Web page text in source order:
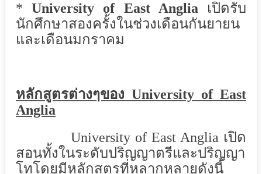
*University of East Anglia
เปิดรับ
นักศึกษาสองครั้งในช่วงเดือนกันยายน
และเดือนมกราคม
หลักสูตรต่างๆของ University of East
Anglia
University of East Anglia เปิด
สอนทั้งในระดับปริญญาตรีและปริญญา
โทโดยมีหลักสูตรที่หลากหลายดังนี้